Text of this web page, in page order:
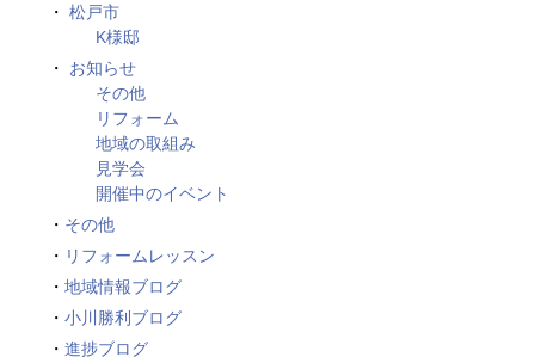
松戸市
K様邸
お知らせ
その他
リフォーム
地域の取組み
見学会
開催中のイベント
その他
リフォームレッスン
地域情報ブログ
小川勝利ブログ
進捗ブログ